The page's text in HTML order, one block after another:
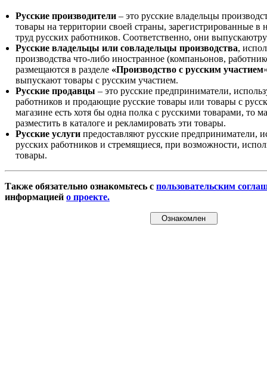
Русские производители – это русские владельцы
товары на территории своей страны, зарегистрированные
труд русских работников. Соответственно, они
Русские владельцы или совладельцы производства,
производства что-либо иностранное (компаньонов,
размещаются в разделе «Производство с русским участием
выпускают товары с русским участием.
Русские продавцы – это русские предприниматели,
работников и продающие русские товары или товары с
магазине есть хотя бы одна полка с русскими товарами, то
разместить в каталоге и рекламировать эти товары.
Русские услуги предоставляют русские предприниматели,
русских работников и стремящиеся, при возможности,
товары.
Также обязательно ознакомьтесь с пользовательским
информацией о проекте.
Ознакомлен